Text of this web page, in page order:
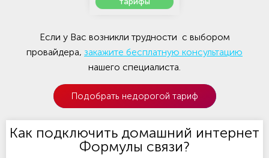
Если у Вас возникли трудности с выбором
провайдера, закажите бесплатную консультацию
нашего специалиста.
Подобрать недорогой тариф
Как подключить домашний интернет
Формулы связи?